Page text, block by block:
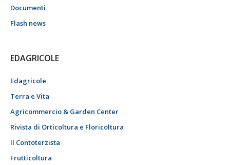
Documenti
Flash news
EDAGRICOLE
Edagricole
Terra e Vita
Agricommercio & Garden Center
Rivista di Orticoltura e Floricoltura
Il Contoterzista
Frutticoltura